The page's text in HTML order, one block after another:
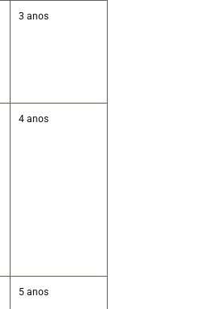
3 anos
4 anos
5 anos